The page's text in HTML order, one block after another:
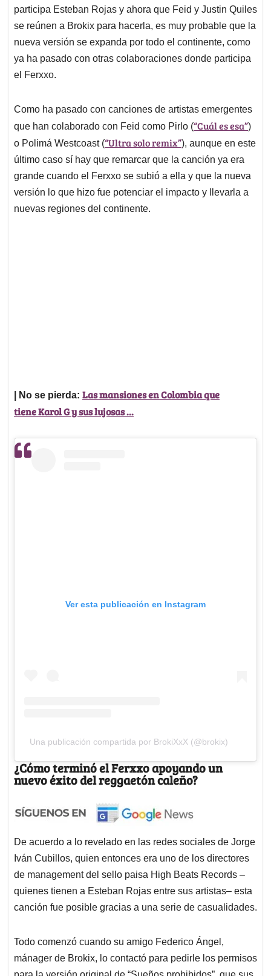
participa Esteban Rojas y ahora que Feid y Justin Quiles
se reúnen a Brokix para hacerla, es muy probable que la
nueva versión se expanda por todo el continente, como
ya ha pasado con otras colaboraciones donde participa
el Ferxxo.
Como ha pasado con canciones de artistas emergentes
que han colaborado con Feid como Pirlo (“Cuál es esa”)
o Polimá Westcoast (“Ultra solo remix”), aunque en este
último caso sí hay que remarcar que la canción ya era
grande cuando el Ferxxo se subió a ella y que la nueva
versión lo que hizo fue potenciar el impacto y llevarla a
nuevas regiones del continente.
| No se pierda: Las mansiones en Colombia que
tiene Karol G y sus lujosas ...
Ver esta publicación en Instagram
Una publicación compartida por BrokiXxX (@brokix)
¿Cómo terminó el Ferxxo apoyando un
nuevo éxito del reggaetón caleño?
De acuerdo a lo revelado en las redes sociales de Jorge
Iván Cubillos, quien entonces era uno de los directores
de management del sello paisa High Beats Records –
quienes tienen a Esteban Rojas entre sus artistas– esta
canción fue posible gracias a una serie de casualidades.
Todo comenzó cuando su amigo Federico Ángel,
mánager de Brokix, lo contactó para pedirle los permisos